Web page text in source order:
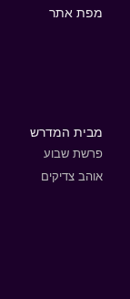
מפת אתר
מבית המדרש
פרשת שבוע
אוהב צדיקים